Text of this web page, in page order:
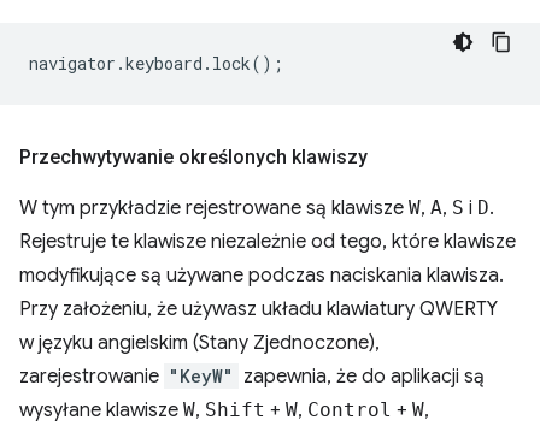
navigator .keyboard . lock();
Przechwytywanie określonych klawiszy
W tym przykładzie rejestrowane są klawisze W, A, S i D.
Rejestruje te klawisze niezależnie od tego, które klawisze
modyfikujące są używane podczas naciskania klawisza.
Przy założeniu, że używasz układu klawiatury QWERTY
w języku angielskim (Stany Zjednoczone),
zarejestrowanie "KeyW"
zapewnia, że do aplikacji są
wysyłane klawisze W, Shift + W, Control + W,